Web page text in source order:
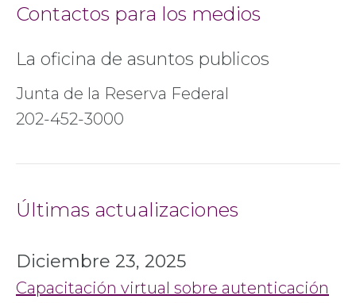
Contactos para los medios
La oficina de asuntos publicos
Junta de la Reserva Federal
202-452-3000
Últimas actualizaciones
Diciembre 23, 2025
Capacitación virtual sobre autenticación